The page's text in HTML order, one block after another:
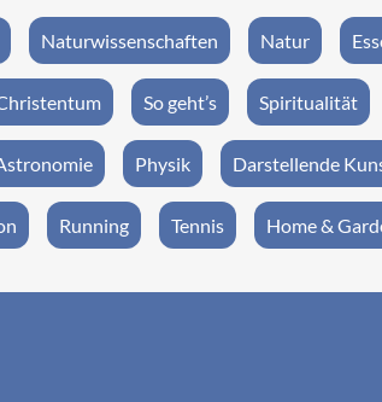
Naturwissenschaften Natur
So geht’s Spiritualität
Physik Darstellende
Running Tennis Home &